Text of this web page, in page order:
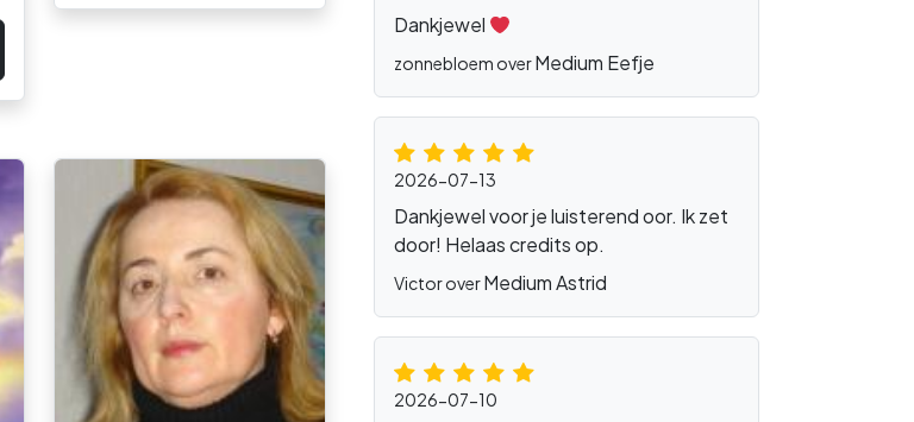
Dankjewel
zonnebloem overMedium Eefje
2026-07-13
Dankjewel voor je luisterend oor. Ik zet
door! Helaas credits op.
Victor overMedium Astrid
2026-07-10